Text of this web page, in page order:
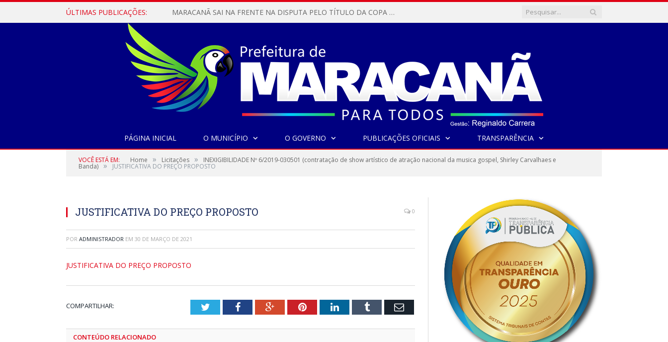
ÚLTIMAS PUBLICAÇÕES: MARACANÃ SAI NA FRENTE NA DISPUTA PELO TÍTULO DA COPA PARÁ SUB-17!
PÁGINA INICIAL O MUNICÍPIO O GOVERNO PUBLICAÇÕES OFICIAIS TRANSPARÊNCIA
VOCÊ ESTÁ EM: Home » Licitações » INEXIGIBILIDADE Nº 6/2019-030501 (contratação de show artístico de atração nacional da musica gospel, Shirley Carvalhaes e
Banda) » JUSTIFICATIVA DO PREÇO PROPOSTO
JUSTIFICATIVA DO PREÇO PROPOSTO 0
POR ADMINISTRADOR EM 30 DE MARÇO DE 2021
JUSTIFICATIVA DO PREÇO PROPOSTO
COMPARTILHAR: TwitterFacebookGoogle+PinterestLinkedInTumblr Email
CONTEÚDO RELACIONADO